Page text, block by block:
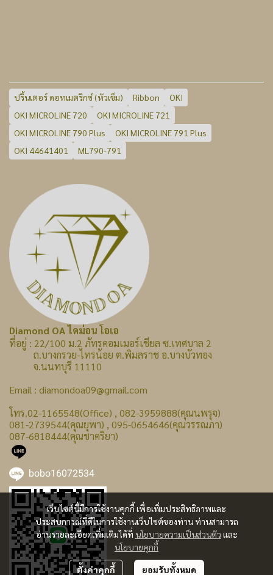
ปริ้นเตอร์ ดอทเมตริกซ์ (หัวเข็ม) Ribbon
OKI
OKI MICROLINE 720
OKI MICROLINE 721
OKI MICROLINE 790 Plus
OKI MICROLINE 791 Plus
OKI 44641401
ML790-791
เว็บไซต์นี้มีการใช้งานคุกกี้ เพื่อเพิ่มประสิทธิภาพและ
ประสบการณ์ที่ดีในการใช้งานเว็บไซต์ของท่าน ท่านสามารถ
อ่านรายละเอียดเพิ่มเติมได้ที่ นโยบายความเป็นส่วนตัว และ
นโยบายคุกกี้
ตั้งค่าคุกกี้ ยอมรับทั้งหมด
Diamond OA ไดม่อน โอเอ
ที่อยู่ : 22/100 ม.2 ภัทรคอมเมอร์เชียล ซ.เทศบาล 2
ถ.บางกรวย-ไทรน้อย ต.พิมลราช อ.บางบัวทอง
จ.นนทบุรี 11110
Email : diamondoa09@gmail.com
โทร.02-1165548(Office) , 082-3959888(คุณนพรุจ)
081-2739544(คุณยุพา) , 095-0654646(คุณวรรณภา)
087-6818444(คุณชาคริยา)
bobo16072534